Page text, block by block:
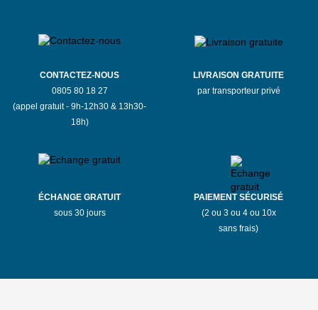
CONTACTEZ-NOUS
0805 80 18 27
(appel gratuit - 9h-12h30 & 13h30-
18h)
LIVRAISON GRATUITE
par transporteur privé
ÉCHANGE GRATUIT
sous 30 jours
PAIEMENT SÉCURISÉ
(2 ou 3 ou 4 ou 10x
sans frais)